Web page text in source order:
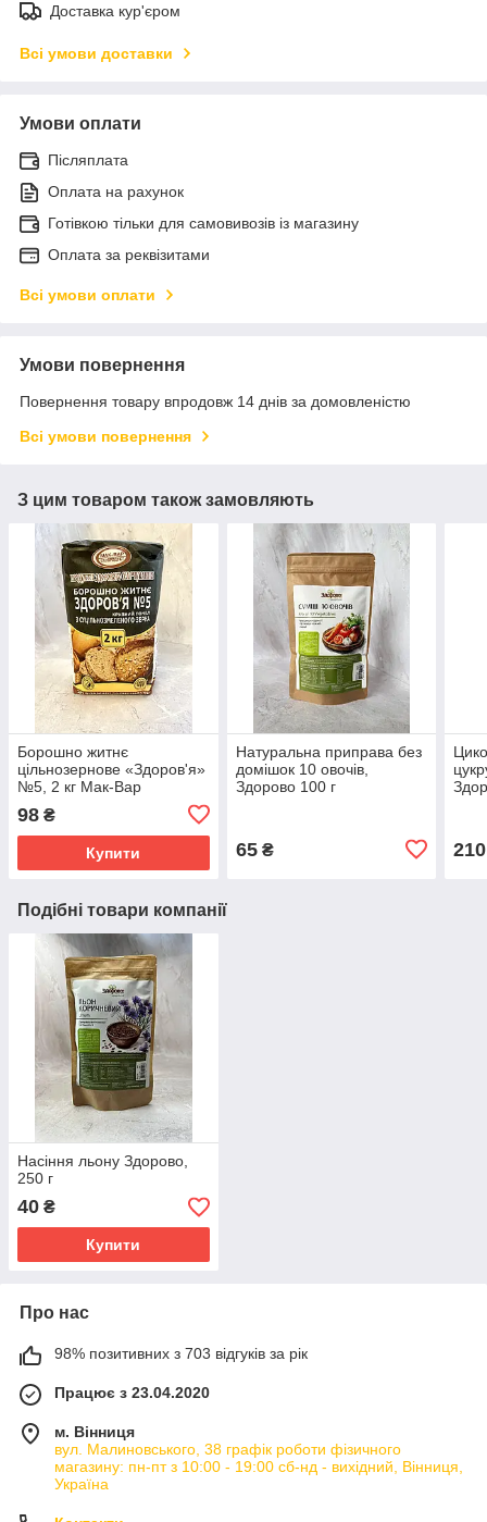
Доставка кур'єром
Всі умови доставки
Умови оплати
Післяплата
Оплата на рахунок
Готівкою тільки для самовивозів із магазину
Оплата за реквізитами
Всі умови оплати
Умови повернення
Повернення товару впродовж 14 днів за домовленістю
Всі умови повернення
З цим товаром також замовляють
Борошно житнє
цільнозернове «Здоров'я»
№5, 2 кг Мак-Вар
98 ₴
Купити
Натуральна приправа без
домішок 10 овочів,
Здорово 100 г
65₴ 210
Подібні товари компанії
Насіння льону Здорово,
250 г
40 ₴
Купити
Про нас
98% позитивних з 703 відгуків за рік
Працює з 23.04.2020
м. Вінниця
вул. Малиновського, 38 графік роботи фізичного
магазину: пн-пт з 10:00 - 19:00 сб-нд - вихідний, Вінниця,
Україна